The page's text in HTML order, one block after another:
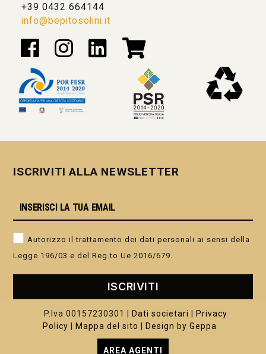
+39 0432 664144
info@bepitosolini.it
ISCRIVITI ALLA NEWSLETTER
Autorizzo il trattamento dei dati personali ai sensi della
Legge 196/03 e del Reg.to Ue 2016/679.
ISCRIVITI
P.Iva 00157230301 | Dati societari
Privacy
Policy
Mappa del sito Design by Geppa
AREA AGENTI